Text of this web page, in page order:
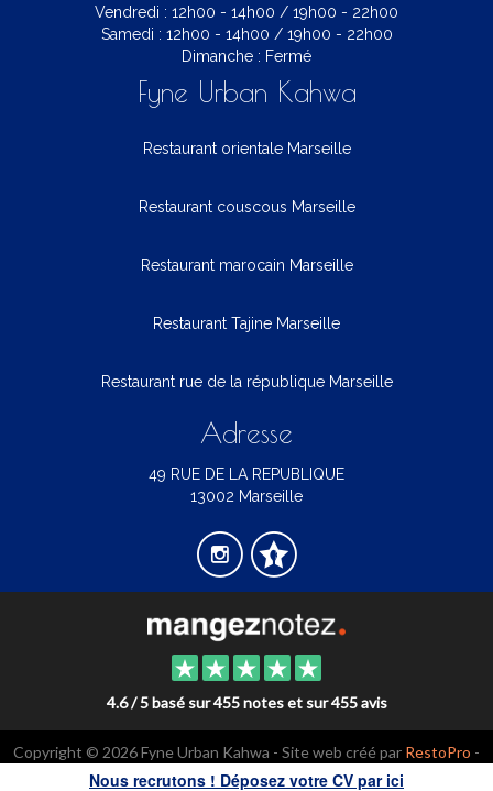
Vendredi : 12h00 - 14h00 / 19h00 - 22h00
Samedi : 12h00 - 14h00 / 19h00 - 22h00
Dimanche : Fermé
Fyne Urban Kahwa
Restaurant orientale Marseille
Restaurant couscous Marseille
Restaurant marocain Marseille
Restaurant Tajine Marseille
Restaurant rue de la république Marseille
Adresse
49 RUE DE LA REPUBLIQUE
13002 Marseille
4.6 / 5 basé sur 455 notes et sur 455 avis
Copyright © 2026 Fyne Urban Kahwa - Site web créé par RestoPro -
mentions légales
Nous recrutons ! Déposez votre CV par ici